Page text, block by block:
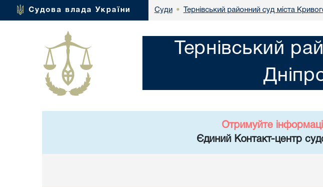
Судова влада України Суди • Тернівський районний суд міста
Тернівський
Отримуйте
Єдиний Контакт-центр